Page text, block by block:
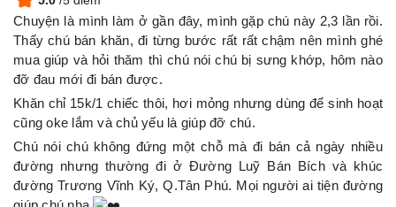
Chuyện là mình làm ở gần đây, mình gặp chú này 2,3 lần rồi.
Thấy chú bán khăn, đi từng bước rất rất chậm nên mình ghé
mua giúp và hỏi thăm thì chú nói chú bị sưng khớp, hôm nào
đỡ đau mới đi bán được.
Khăn chỉ 15k/1 chiếc thôi, hơi mỏng nhưng dùng để sinh hoạt
cũng oke lắm và chủ yếu là giúp đỡ chú.
Chú nói chú không đứng một chỗ mà đi bán cả ngày nhiều
đường nhưng thường đi ở Đường Luỹ Bán Bích và khúc
đường Trương Vĩnh Ký, Q.Tân Phú. Mọi người ai tiện đường